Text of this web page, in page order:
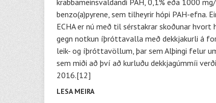
krabbameinsvaldandi PAH, 0,1% eða 1000
benzo(a)pyrene, sem tilheyrir hópi PAH-efna.
ECHA er nú með til sérstakrar skoðunar
gegn notkun íþróttavalla með dekkjakurli á
leik- og íþróttavöllum, þar sem Alþingi felur
sem miði að því að kurluðu dekkjagúmmíi
2016.[12]
LESA MEIRA